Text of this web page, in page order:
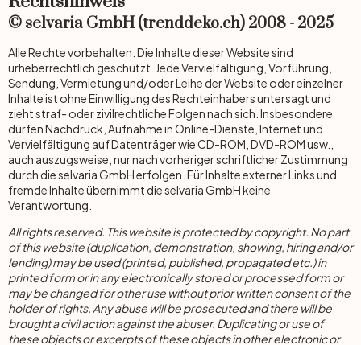
Muster & Zeichen
Illustrationen
Stadt & Land
Sport
Sonstige Motive
Zubehör
Wandtattoo & Wunschtext
Wandtattoo & Leuchtsterne
Stoffbilder
Acrylglasbilder
Alu-Dibond Bilder
Hartschaumbilder
Wallprints
Zubehör
Wandbild & Wunschtext
Dein Foto auf…
Rauhfaser Tapeten
Malervlies
Bordüren & Borten
Dekopanele
Zubehör
Vliestapeten
Textiltapeten
Vinyltapeten
Gewerbe
Räume
Zubehör
Bilderrahmen
Pinnwände & Memoboards
Spritzschutz
Herdabdeckplatten
Küchenrückwand
Dekoelemente
Dekoschilder
Wandverkleidung
Tischfolien
DIY Folienbogen
Selbstklebende Küchenrückwände
3D Klebefolie
© selvaria GmbH (trenddeko.ch) 2008 - 2025
Alle Rechte vorbehalten. Die Inhalte dieser Website sind
urheberrechtlich geschützt. Jede Vervielfältigung, Vorführung,
Sendung, Vermietung und/oder Leihe der Website oder einzelner
Inhalte ist ohne Einwilligung des Rechteinhabers untersagt und
zieht straf- oder zivilrechtliche Folgen nach sich. Insbesondere
dürfen Nachdruck, Aufnahme in Online-Dienste, Internet und
Vervielfältigung auf Datenträger wie CD-ROM, DVD-ROM usw.,
auch auszugsweise, nur nach vorheriger schriftlicher Zustimmung
durch die selvaria GmbH erfolgen. Für Inhalte externer Links und
fremde Inhalte übernimmt die selvaria GmbH keine
Verantwortung.
All rights reserved. This website is protected by copyright. No part
of this website (duplication, demonstration, showing, hiring and/or
lending) may be used (printed, published, propagated etc.) in
printed form or in any electronically stored or processed form or
may be changed for other use without prior written consent of the
holder of rights. Any abuse will be prosecuted and there will be
brought a civil action against the abuser. Duplicating or use of
these objects or excerpts of these objects in other electronic or